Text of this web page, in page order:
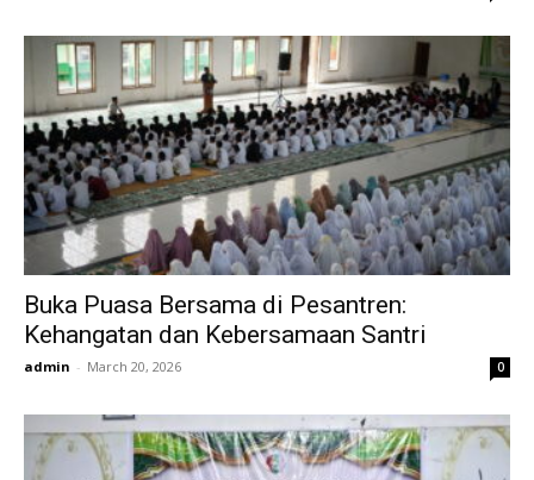
Buka Puasa Bersama di Pesantren:
Kehangatan dan Kebersamaan Santri
admin - March 20, 2026 0